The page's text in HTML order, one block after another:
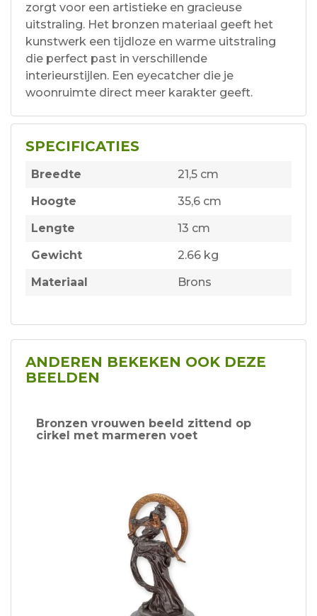
zorgt voor een artistieke en gracieuse
uitstraling. Het bronzen materiaal geeft het
kunstwerk een tijdloze en warme uitstraling
die perfect past in verschillende
interieurstijlen. Een eyecatcher die je
woonruimte direct meer karakter geeft.
SPECIFICATIES
Breedte
21,5 cm
Hoogte
35,6 cm
Lengte
13 cm
Gewicht
2.66 kg
Materiaal
Brons
ANDEREN BEKEKEN OOK DEZE
BEELDEN
Bronzen vrouwen beeld zittend op
cirkel met marmeren voet